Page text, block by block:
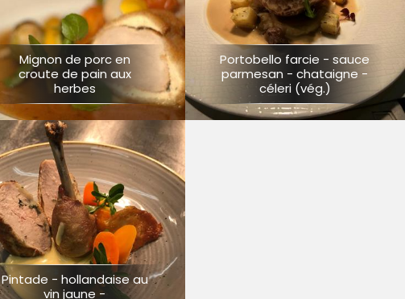
Mignon de porc en
croute de pain aux
herbes
Portobello farcie - sauce
parmesan - chataigne -
céleri (vég.)
Pintade - hollandaise au
vin jaune -